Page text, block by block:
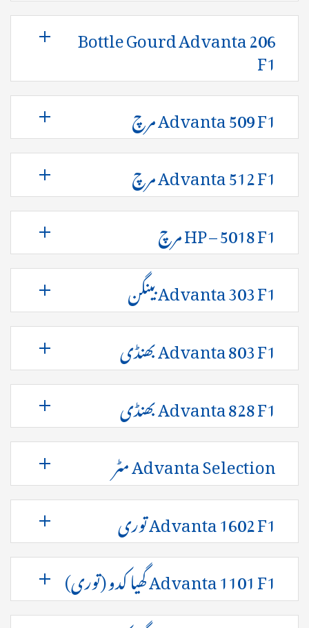
Bottle Gourd Advanta 206
F1
Advanta 509 F1 مرچ
Advanta 512 F1 مرچ
HP – 5018 F1 مرچ
Advanta 303 F1 بینگن
Advanta 803 F1 بھنڈی
Advanta 828 F1 بھنڈی
Advanta Selection مٹر
Advanta 1602 F1 توری
Advanta 1101 F1 گھیا کدو (توری)